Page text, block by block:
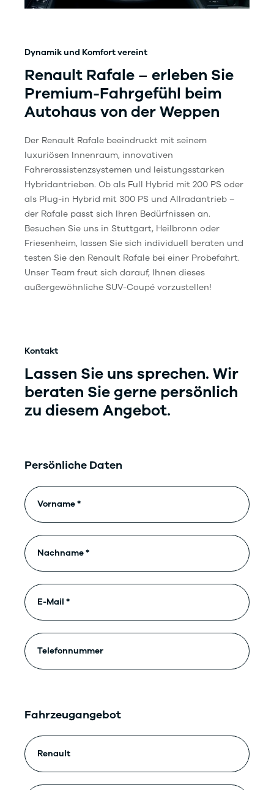
Dynamik und Komfort vereint
Renault Rafale – erleben Sie
Premium-Fahrgefühl beim
Autohaus von der Weppen
Der Renault Rafale beeindruckt mit seinem
luxuriösen Innenraum, innovativen
Fahrerassistenzsystemen und leistungsstarken
Hybridantrieben. Ob als Full Hybrid mit 200 PS oder
als Plug-in Hybrid mit 300 PS und Allradantrieb –
der Rafale passt sich Ihren Bedürfnissen an.
Besuchen Sie uns in Stuttgart, Heilbronn oder
Friesenheim, lassen Sie sich individuell beraten und
testen Sie den Renault Rafale bei einer Probefahrt.
Unser Team freut sich darauf, Ihnen dieses
außergewöhnliche SUV-Coupé vorzustellen!
Kontakt
Lassen Sie uns sprechen. Wir
beraten Sie gerne persönlich
zu diesem Angebot.
Persönliche Daten
Fahrzeugangebot